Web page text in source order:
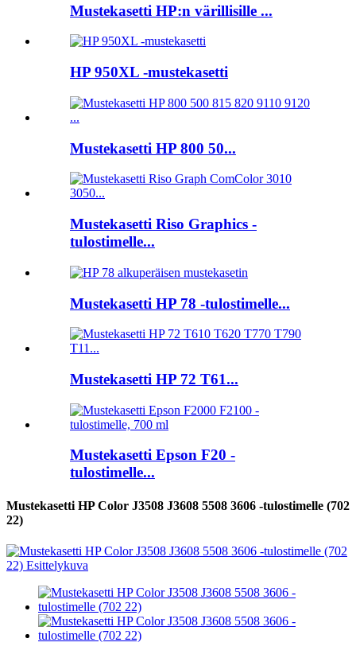
Mustekasetti HP:n värillisille ...
HP 950XL -mustekasetti
Mustekasetti HP 800 50...
Mustekasetti Riso Graphics -
tulostimelle...
Mustekasetti HP 78 -tulostimelle...
Mustekasetti HP 72 T61...
Mustekasetti Epson F20 -
tulostimelle...
Mustekasetti HP Color J3508 J3608 5508 3606 -tulostimelle (702
22)